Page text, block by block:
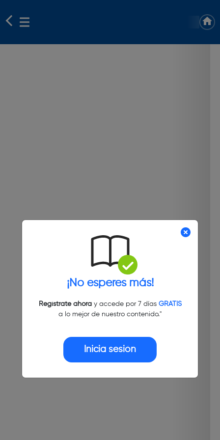
¡No esperes más!
Regístrate ahoray accede por 7 días GRATIS
a lo mejor de nuestro contenido."
Inicia sesión